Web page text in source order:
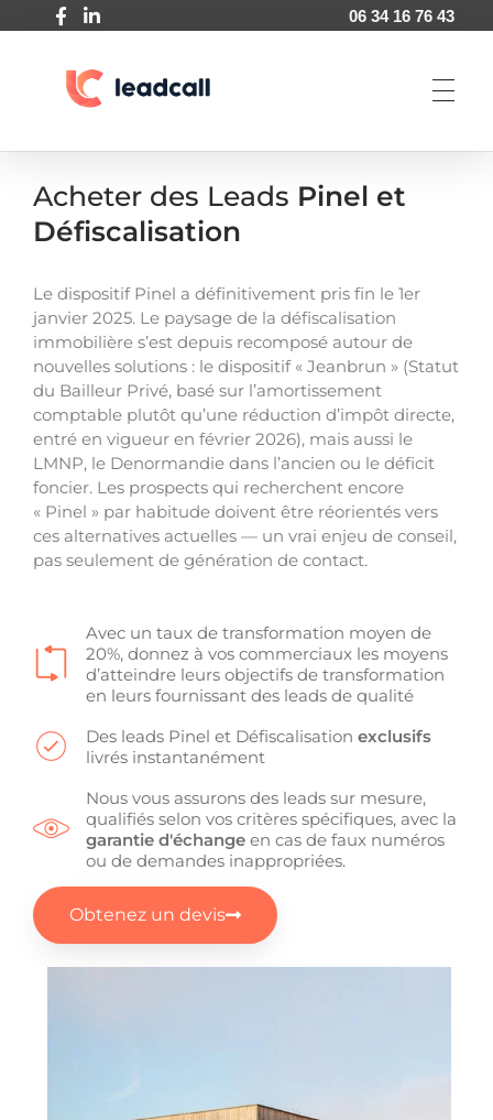
06 34 16 76 43
Acheter des Leads Pinel et
Défiscalisation
Le dispositif Pinel a définitivement pris fin le 1er
janvier 2025. Le paysage de la défiscalisation
immobilière s’est depuis recomposé autour de
nouvelles solutions : le dispositif « Jeanbrun » (Statut
du Bailleur Privé, basé sur l’amortissement
comptable plutôt qu’une réduction d’impôt directe,
entré en vigueur en février 2026), mais aussi le
LMNP, le Denormandie dans l’ancien ou le déficit
foncier. Les prospects qui recherchent encore
« Pinel » par habitude doivent être réorientés vers
ces alternatives actuelles — un vrai enjeu de conseil,
pas seulement de génération de contact.
Avec un taux de transformation moyen de
20%, donnez à vos commerciaux les moyens
d’atteindre leurs objectifs de transformation
en leurs fournissant des leads de qualité
Des leads Pinel et Défiscalisationexclusifs
livrés instantanément
Nous vous assurons des leads sur mesure,
qualifiés selon vos critères spécifiques, avec la
garantie d'échange en cas de faux numéros
ou de demandes inappropriées.
Obtenez un devis